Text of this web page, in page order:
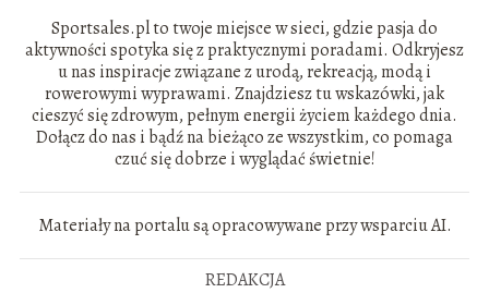
Sportsales.pl to twoje miejsce w sieci, gdzie pasja do
aktywności spotyka się z praktycznymi poradami. Odkryjesz
u nas inspiracje związane z urodą, rekreacją, modą i
rowerowymi wyprawami. Znajdziesz tu wskazówki, jak
cieszyć się zdrowym, pełnym energii życiem każdego dnia.
Dołącz do nas i bądź na bieżąco ze wszystkim, co pomaga
czuć się dobrze i wyglądać świetnie!
Materiały na portalu są opracowywane przy wsparciu AI.
REDAKCJA